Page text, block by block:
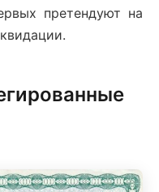
претендуют на